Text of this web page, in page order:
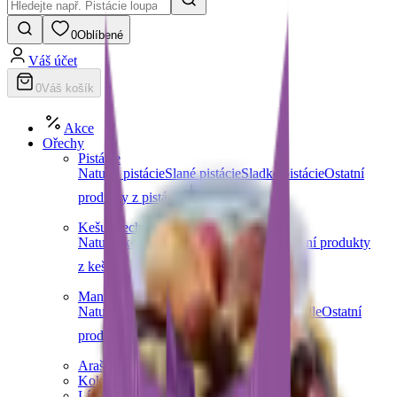
0Oblíbené
Váš účet
0Váš košík
Akce
Ořechy
Pistácie
Natural pistácieSlané pistácieSladké pistácieOstatní
produkty z pistácií
Další kategorie
Kešu ořechy
Natural kešu
Sladké kešu
Ostatní produkty
z kešu
Další kategorie
Mandle
Natural mandleSlané mandle Sladké mandleOstatní
produkty z mandlí
Další kategorie
Arašídy
Kokosové ořechy